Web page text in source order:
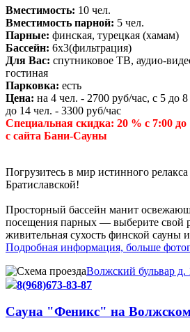
Вместимость: 10 чел.
Вместимость парной: 5 чел.
Парные: финская, турецкая (хамам)
Бассейн: 6х3(фильтрация)
Для Вас: спутниковое ТВ, аудио-
гостиная
Парковка: есть
Цена: на 4 чел. - 2700 руб/час, с 5 до
до 14 чел. - 3300 руб/час
Специальная скидка: 20 % с 7:00 до
с сайта Бани-Сауны
Погрузитесь в мир истинного
Братиславской!
Просторный бассейн манит
посещения парных — выберите свой
живительная сухость финской сауны
Подробная информация, больше
Волжский бульвар д.
8(968)673-83-87
Сауна "Феникс" на